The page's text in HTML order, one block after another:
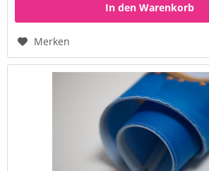
In den Warenkorb
Merken